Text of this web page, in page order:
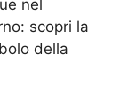
nel
scopri la
della